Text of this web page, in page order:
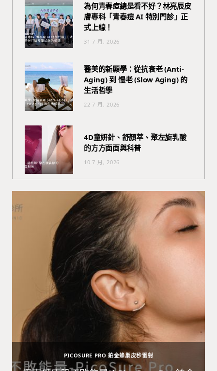
為何青春痘總是看不好？林亮辰皮
膚專科「青春痘 AI 特別門診」正
式上線！
31 7 月, 2026
醫美的新顯學：從抗衰老 (Anti-
Aging) 到 慢老 (Slow Aging) 的
生活哲學
22 7 月, 2026
4D童妍針、舒顏萃、聚左旋乳酸
的方方面面與科普
10 7 月, 2026
PICOSURE PRO 鉑金蜂巢皮秒雷射